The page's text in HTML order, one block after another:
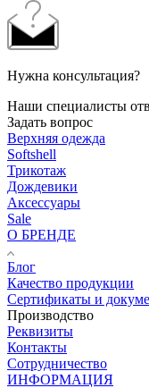
Нужна консультация?
Наши специалисты
Задать вопрос
Верхняя одежда
Softshell
Трикотаж
Дождевики
Аксессуары
Sale
О БРЕНДЕ
Блог
Качество продукции
Сертификаты и
Производство
Реквизиты
Контакты
Сотрудничество
ИНФОРМАЦИЯ